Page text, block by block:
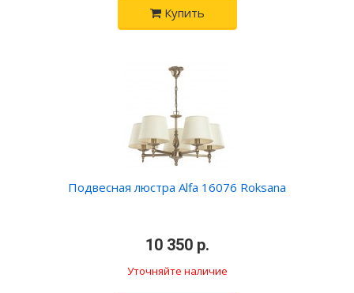
Купить
Подвесная люстра Alfa 16076 Roksana
10 350 р.
Уточняйте наличие